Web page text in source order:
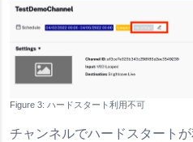
ハードスタート利用不可
チャンネルでハードスタート